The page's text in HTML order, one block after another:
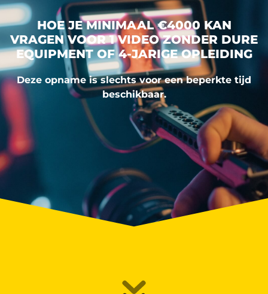
HOE JE MINIMAAL €4000 KAN
VRAGEN VOOR 1 VIDEO ZONDER DURE
EQUIPMENT OF 4-JARIGE OPLEIDING
Deze opname is slechts voor een beperkte tijd
beschikbaar.